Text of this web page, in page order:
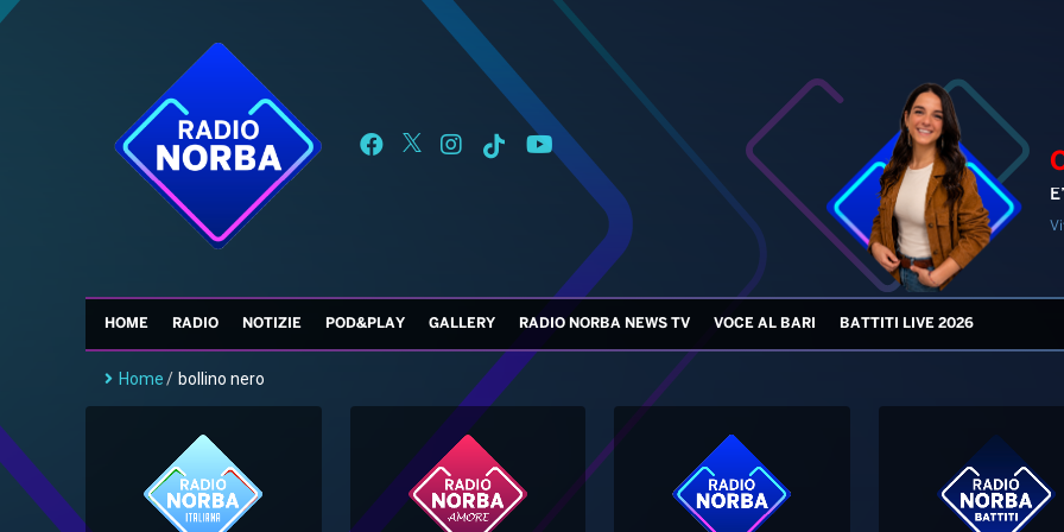
HOME RADIO NOTIZIE POD&PLAY GALLERY RADIO NORBA NEWS TV VOCE AL BARI BATTITI LIVE 2026
Home/ bollino nero